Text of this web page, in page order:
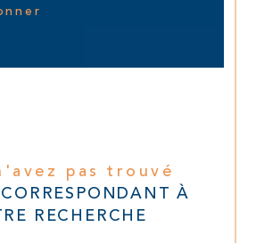
n'avez pas trouvé
À
RECHERCHE